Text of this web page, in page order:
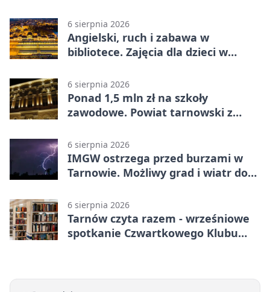
6 sierpnia 2026
Angielski, ruch i zabawa w
bibliotece. Zajęcia dla dzieci w
6 sierpnia 2026
Ponad 1,5 mln zł na szkoły
zawodowe. Powiat tarnowski z
6 sierpnia 2026
IMGW ostrzega przed burzami w
Tarnowie. Możliwy grad i wiatr do
6 sierpnia 2026
Tarnów czyta razem - wrześniowe
spotkanie Czwartkowego Klubu